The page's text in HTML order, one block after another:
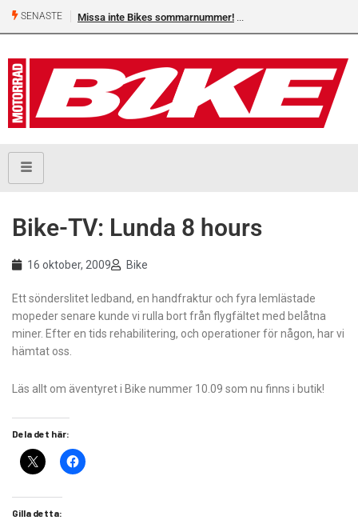
SENASTE Missa inte Bikes sommarnummer!
Bike-TV: Lunda 8 hours
16 oktober, 2009 Bike
Ett sönderslitet ledband, en handfraktur och fyra lemlästade
mopeder senare kunde vi rulla bort från flygfältet med belåtna
miner. Efter en tids rehabilitering, och operationer för någon, har vi
hämtat oss.
Läs allt om äventyret i Bike nummer 10.09 som nu finns i butik!
Dela det här:
Gilla detta: